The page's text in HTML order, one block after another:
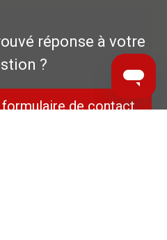
réponse à votre
?
de contact